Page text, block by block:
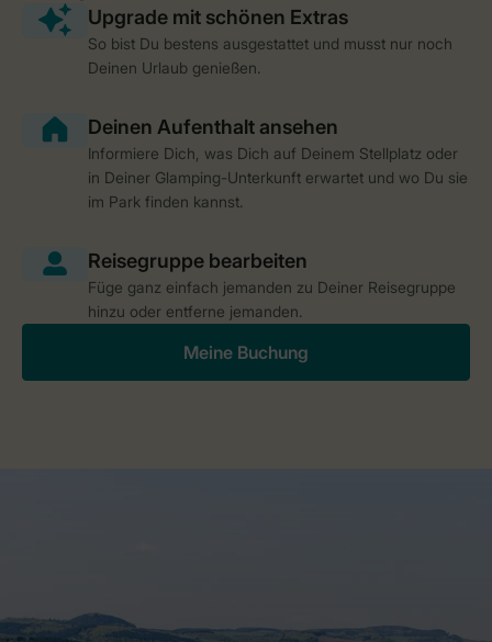
So bist Du bestens ausgestattet und musst nur noch
Deinen Urlaub genießen.
Informiere Dich, was Dich auf Deinem Stellplatz oder
in Deiner Glamping-Unterkunft erwartet und wo Du sie
im Park finden kannst.
Füge ganz einfach jemanden zu Deiner Reisegruppe
hinzu oder entferne jemanden.
Meine Buchung